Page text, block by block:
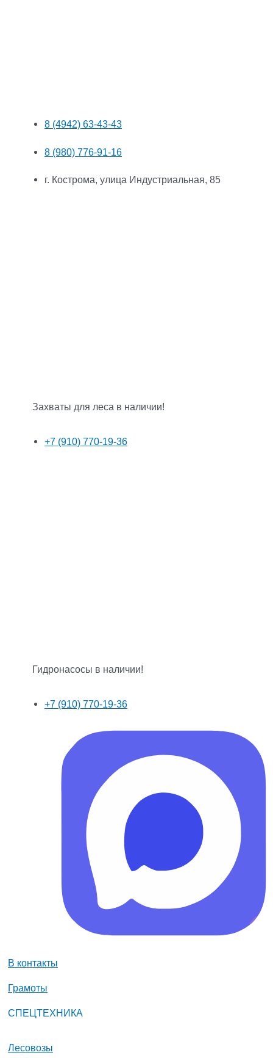
8 (4942) 63-43-43
8 (980) 776-91-16
г. Кострома, улица Индустриальная, 85
Захваты для леса в наличии!
+7 (910) 770-19-36
Гидронасосы в наличии!
+7 (910) 770-19-36
В контакты
Грамоты
СПЕЦТЕХНИКА
Лесовозы